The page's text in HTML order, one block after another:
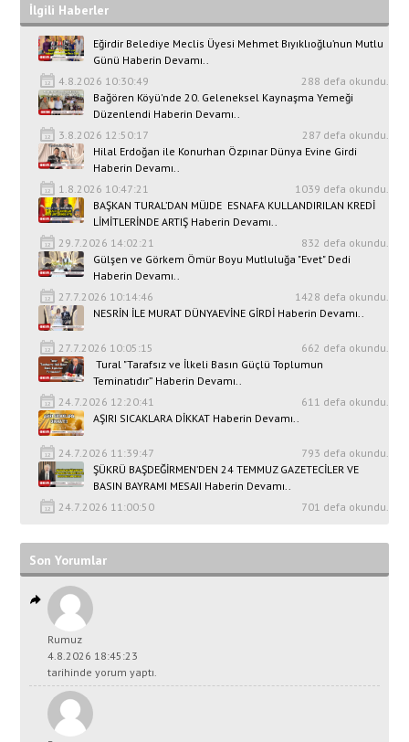
İlgili Haberler
Eğirdir Belediye Meclis Üyesi Mehmet Bıyıklıoğlu’nun Mutlu
Günü Haberin Devamı..
4.8.2026 10:30:49
288 defa okundu.
Bağören Köyü'nde 20. Geleneksel Kaynaşma Yemeği
Düzenlendi Haberin Devamı..
3.8.2026 12:50:17
287 defa okundu.
Hilal Erdoğan ile Konurhan Özpınar Dünya Evine Girdi
Haberin Devamı..
1.8.2026 10:47:21
1039 defa okundu.
BAŞKAN TURAL’DAN MÜJDE ESNAFA KULLANDIRILAN KREDİ
LİMİTLERİNDE ARTIŞ Haberin Devamı..
29.7.2026 14:02:21
832 defa okundu.
Gülşen ve Görkem Ömür Boyu Mutluluğa "Evet" Dedi
Haberin Devamı..
27.7.2026 10:14:46
1428 defa okundu.
NESRİN İLE MURAT DÜNYAEVİNE GİRDİ Haberin Devamı..
27.7.2026 10:05:15
662 defa okundu.
Tural "Tarafsız ve İlkeli Basın Güçlü Toplumun
Teminatıdır” Haberin Devamı..
24.7.2026 12:20:41
611 defa okundu.
AŞIRI SICAKLARA DİKKAT Haberin Devamı..
24.7.2026 11:39:47
793 defa okundu.
ŞÜKRÜ BAŞDEĞİRMEN’DEN 24 TEMMUZ GAZETECİLER VE
BASIN BAYRAMI MESAJI Haberin Devamı..
24.7.2026 11:00:50
701 defa okundu.
Son Yorumlar
Rumuz
4.8.2026 18:45:23
tarihinde yorum yaptı.